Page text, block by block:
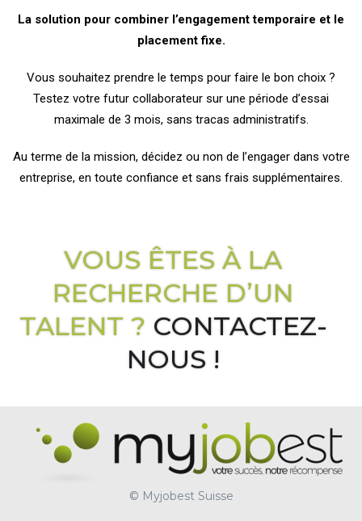
La solution pour combiner l’engagement temporaire et le
placement fixe.
Vous souhaitez prendre le temps pour faire le bon choix ?
Testez votre futur collaborateur sur une période d’essai
maximale de 3 mois, sans tracas administratifs.
Au terme de la mission, décidez ou non de l’engager dans votre
entreprise, en toute confiance et sans frais supplémentaires.
VOUS ÊTES À LA
RECHERCHE D’UN
TALENT ? CONTACTEZ-
NOUS !
© Myjobest Suisse